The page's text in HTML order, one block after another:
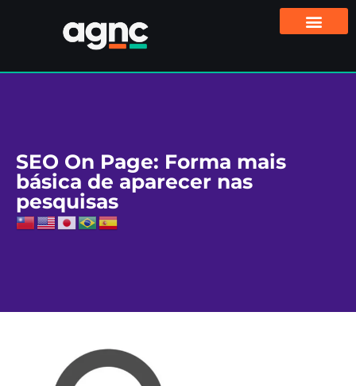
SEO On Page: Forma mais
básica de aparecer nas
pesquisas